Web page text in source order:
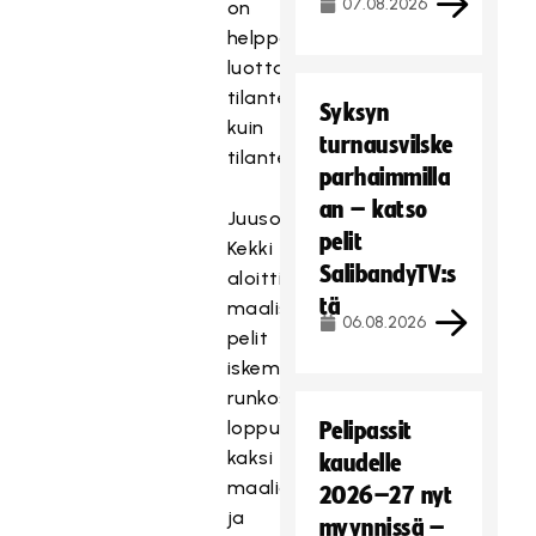
on
helppo
luottaa
tilanteessa
kuin
tilanteessa.
Juuso
Kekki
aloitti
maaliskuun
pelit
iskemällä
runkosarjan
loppuun
kaksi
maalia
ja
07.08.2026
Syksyn
turnausvilske
parhaimmilla
an – katso
pelit
SalibandyTV:s
tä
06.08.2026
Pelipassit
kaudelle
2026–27 nyt
myynnissä –